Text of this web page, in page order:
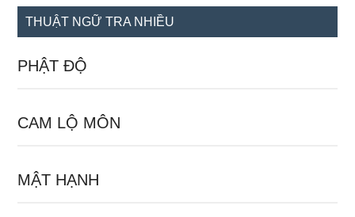
...
THUẬT NGỮ TRA NHIỀU
PHẬT ĐỘ
CAM LỘ MÔN
MẬT HẠNH